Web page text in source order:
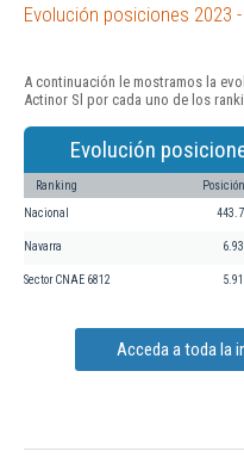
Evolución posiciones 2023
A continuación le mostramos la
Actinor Sl por cada uno de los
Evolución
Ranking
Nacional
Navarra
Sector CNAE 6812
Acceda a toda la